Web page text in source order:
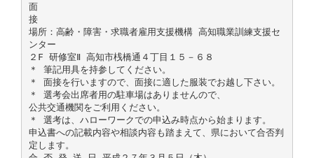
面
接
場所：高齢・障害・求職者雇用支援機構 高知職業訓練支援セ
ンター
２F 研修室Ⅱ 高知市桟橋通４丁目１５－６８
＊ 筆記用具を持参してください。
＊ 面接を行いますので、面接に適した服装でお越し下さい。
＊ 選考会出席者用の駐車場はありませんので、
公共交通機関をご利用ください。
＊ 選考は、ハローワークでの申込み時点から始まります。
申込書への記載内容や相談内容も踏まえて、県において合否判
定します。